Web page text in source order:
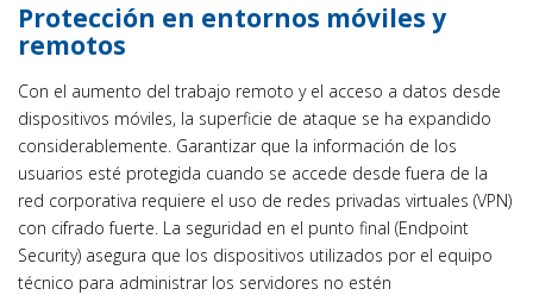
Protección en entornos móviles y
remotos
Con el aumento del trabajo remoto y el acceso a datos desde
dispositivos móviles, la superficie de ataque se ha expandido
considerablemente. Garantizar que la información de los
usuarios esté protegida cuando se accede desde fuera de la
red corporativa requiere el uso de redes privadas virtuales (VPN)
con cifrado fuerte. La seguridad en el punto final (Endpoint
Security) asegura que los dispositivos utilizados por el equipo
técnico para administrar los servidores no estén